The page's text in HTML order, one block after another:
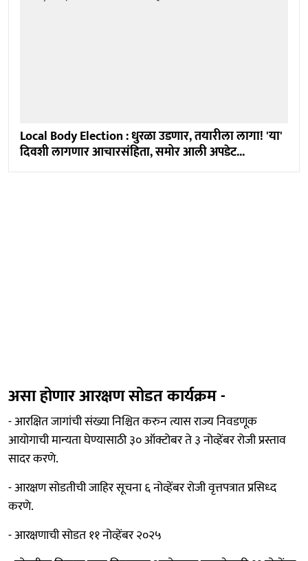
Local Body Election : धुरळा उडणार, तयारीला लागा! 'या'
दिवशी लागणार आचारसंहिता, समोर आली अपडेट...
असा होणार आरक्षण सोडत कार्यक्रम -
- आरक्षित जागांची संख्या निश्चित करुन त्यास राज्य निवडणूक
आयोगाची मान्यता घेण्यासाठी ३० ऑक्टोबर ते ३ नोव्हेंबर रोजी प्रस्ताव
सादर करणे.
- आरक्षण सोडतीची जाहिर सूचना ६ नोव्हेंबर रोजी वृत्तपत्रात प्रसिध्द
करणे.
- आरक्षणाची सोडत ११ नोव्हेंबर २०२५